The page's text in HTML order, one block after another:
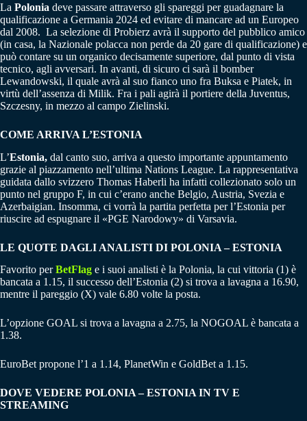
La Polonia deve passare attraverso gli spareggi per guadagnare la
qualificazione a Germania 2024 ed evitare di mancare ad un Europeo
dal 2008. La selezione di Probierz avrà il supporto del pubblico amico
(in casa, la Nazionale polacca non perde da 20 gare di qualificazione) e
può contare su un organico decisamente superiore, dal punto di vista
tecnico, agli avversari. In avanti, di sicuro ci sarà il bomber
Lewandowski, il quale avrà al suo fianco uno fra Buksa e Piatek, in
virtù dell’assenza di Milik. Fra i pali agirà il portiere della Juventus,
Szczesny, in mezzo al campo Zielinski.
COME ARRIVA L’ESTONIA
L’Estonia, dal canto suo, arriva a questo importante appuntamento
grazie al piazzamento nell’ultima Nations League. La rappresentativa
guidata dallo svizzero Thomas Haberli ha infatti collezionato solo un
punto nel gruppo F, in cui c’erano anche Belgio, Austria, Svezia e
Azerbaigian. Insomma, ci vorrà la partita perfetta per l’Estonia per
riuscire ad espugnare il «PGE Narodowy» di Varsavia.
LE QUOTE DAGLI ANALISTI DI POLONIA – ESTONIA
Favorito perBetFlag e i suoi analisti è la Polonia, la cui vittoria (1) è
bancata a 1.15, il successo dell’Estonia (2) si trova a lavagna a 16.90,
mentre il pareggio (X) vale 6.80 volte la posta.
L’opzione GOAL si trova a lavagna a 2.75, la NOGOAL è bancata a
1.38.
EuroBet propone l’1 a 1.14, PlanetWin e GoldBet a 1.15.
DOVE VEDERE POLONIA – ESTONIA IN TV E
STREAMING